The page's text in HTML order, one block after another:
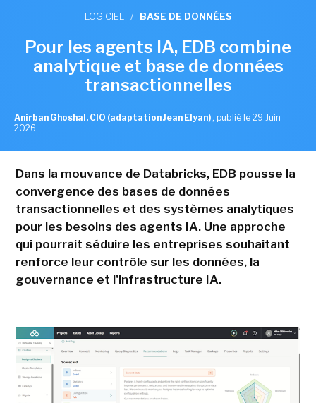
LOGICIEL / BASE DE DONNÉES
Pour les agents IA, EDB combine
analytique et base de données
transactionnelles
Anirban Ghoshal, CIO (adaptation Jean Elyan) , publié le 29 Juin
2026
Dans la mouvance de Databricks, EDB pousse la
convergence des bases de données
transactionnelles et des systèmes analytiques
pour les besoins des agents IA. Une approche
qui pourrait séduire les entreprises souhaitant
renforce leur contrôle sur les données, la
gouvernance et l'infrastructure IA.